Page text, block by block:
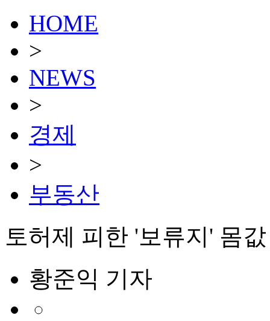
HOME
>
NEWS
>
경제
>
부동산
토허제 피한 '보류지' 몸
황준익 기자